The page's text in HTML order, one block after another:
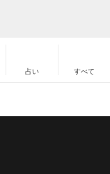
占い すべて